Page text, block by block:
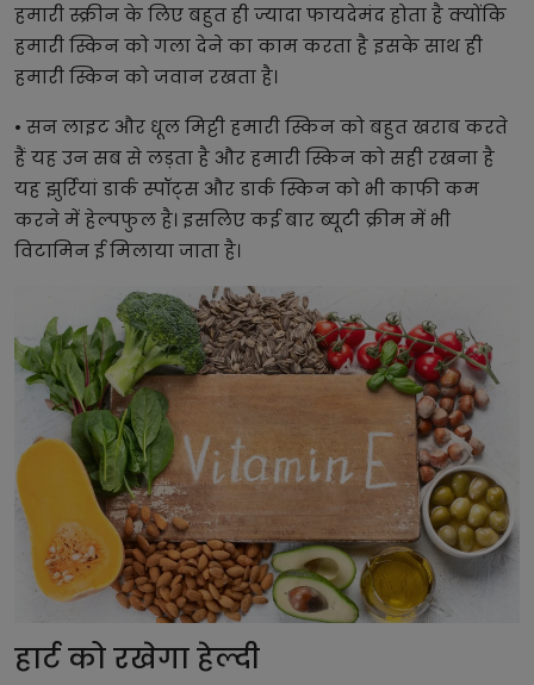
हमारी स्क्रीन के लिए बहुत ही ज्यादा फायदेमंद होता है क्योंकि
हमारी स्किन को गला देने का काम करता है इसके साथ ही
हमारी स्किन को जवान रखता है।
• सन लाइट और धूल मिट्टी हमारी स्किन को बहुत खराब करते
हैं यह उन सब से लड़ता है और हमारी स्किन को सही रखना है
यह झुर्रियां डार्क स्पॉट्स और डार्क स्किन को भी काफी कम
करने में हेल्पफुल है। इसलिए कई बार ब्यूटी क्रीम में भी
विटामिन ई मिलाया जाता है।
हार्ट को रखेगा हेल्दी